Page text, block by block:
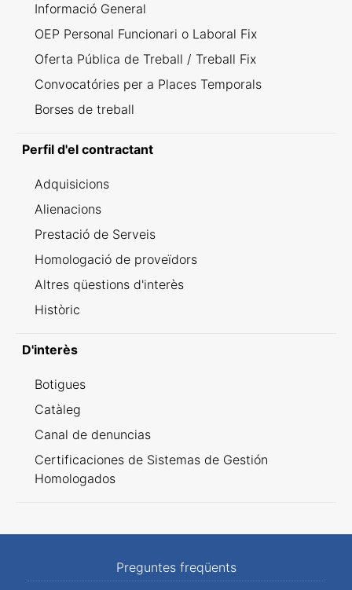
Informació General
OEP Personal Funcionari o Laboral Fix
Oferta Pública de Treball / Treball Fix
Convocatóries per a Places Temporals
Borses de treball
Perfil d'el contractant
Adquisicions
Alienacions
Prestació de Serveis
Homologació de proveïdors
Altres qüestions d'interès
Històric
D'interès
Botigues
Catàleg
Canal de denuncias
Certificaciones de Sistemas de Gestión
Homologados
Preguntes freqüents